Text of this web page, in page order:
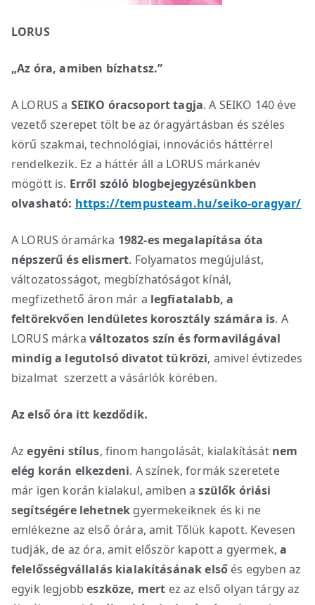
LORUS
„Az óra, amiben bízhatsz.”
A LORUS a SEIKO óracsoport tagja. A SEIKO 140 éve
vezető szerepet tölt be az óragyártásban és széles
körű szakmai, technológiai, innovációs háttérrel
rendelkezik. Ez a háttér áll a LORUS márkanév
mögött is. Erről szóló blogbejegyzésünkben
olvasható: https://tempusteam.hu/seiko-oragyar/
A LORUS óramárka 1982-es megalapítása óta
népszerű és elismert. Folyamatos megújulást,
változatosságot, megbízhatóságot kínál,
megfizethető áron már a legfiatalabb, a
feltörekvően lendületes korosztály számára is. A
LORUS márka változatos szín és formavilágával
mindig a legutolsó divatot tükrözi, amivel évtizedes
bizalmat szerzett a vásárlók körében.
Az első óra itt kezdődik.
Azegyéni stílus, finom hangolását, kialakítását nem
elég korán elkezdeni. A színek, formák szeretete
már igen korán kialakul, amiben aszülők óriási
segítségére lehetnek gyermekeiknek és ki ne
emlékezne az első órára, amit Tőlük kapott. Kevesen
tudják, de az óra, amit először kapott a gyermek,a
felelősségvállalás kialakításának első és egyben az
egyik legjobbeszköze, mert ez az első olyan tárgy az